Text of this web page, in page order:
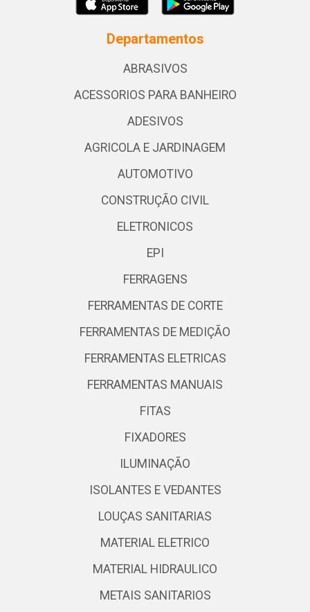
Departamentos
ABRASIVOS
ACESSORIOS PARA BANHEIRO
ADESIVOS
AGRICOLA E JARDINAGEM
AUTOMOTIVO
CONSTRUÇÃO CIVIL
ELETRONICOS
EPI
FERRAGENS
FERRAMENTAS DE CORTE
FERRAMENTAS DE MEDIÇÃO
FERRAMENTAS ELETRICAS
FERRAMENTAS MANUAIS
FITAS
FIXADORES
ILUMINAÇÃO
ISOLANTES E VEDANTES
LOUÇAS SANITARIAS
MATERIAL ELETRICO
MATERIAL HIDRAULICO
METAIS SANITARIOS